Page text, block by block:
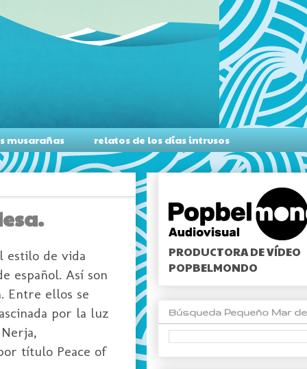
musarañas relatos de los días intrusos
estilo de vida
español. Así son
Entre ellos se
por la luz
título Peace of
PRODUCTORA DE VÍDEO
POPBELMONDO
Búsqueda Pequeño Mar